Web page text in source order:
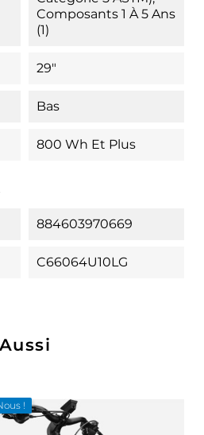
Composants 1 À 5 Ans
(1)
29"
Bas
800 Wh Et Plus
884603970669
C66064U10LG
!